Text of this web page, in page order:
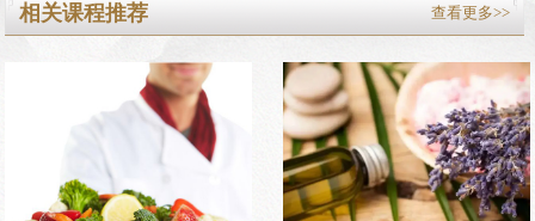
相关课程推荐 查看更多>>